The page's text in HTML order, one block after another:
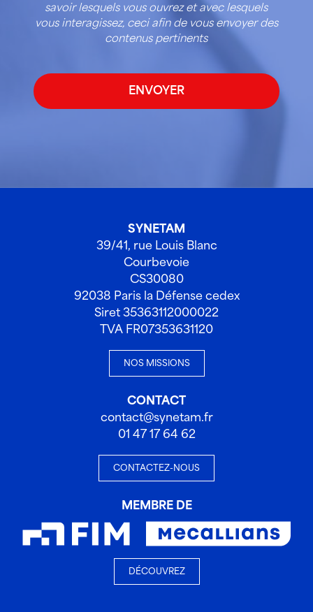
savoir lesquels vous ouvrez et avec lesquels
vous interagissez, ceci afin de vous envoyer des
contenus pertinents
SYNETAM
39/41, rue Louis Blanc
Courbevoie
CS30080
92038 Paris la Défense cedex
Siret 35363112000022
TVA FR07353631120
NOS MISSIONS
CONTACT
contact@synetam.fr
01 47 17 64 62
CONTACTEZ-NOUS
MEMBRE DE
DÉCOUVREZ